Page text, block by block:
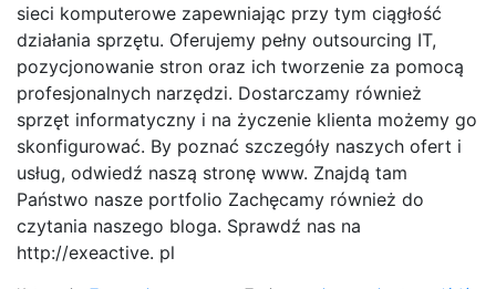
sieci komputerowe zapewniając przy tym ciągłość
działania sprzętu. Oferujemy pełny outsourcing IT,
pozycjonowanie stron oraz ich tworzenie za pomocą
profesjonalnych narzędzi. Dostarczamy również
sprzęt informatyczny i na życzenie klienta możemy go
skonfigurować. By poznać szczegóły naszych ofert i
usług, odwiedź naszą stronę www. Znajdą tam
Państwo nasze portfolio Zachęcamy również do
czytania naszego bloga. Sprawdź nas na
http://exeactive. pl